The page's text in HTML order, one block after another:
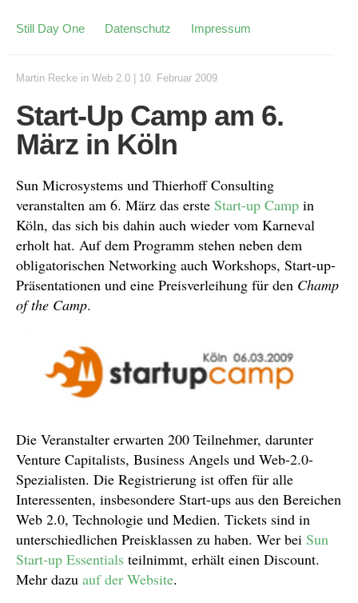
Still Day One Datenschutz Impressum
Martin Recke in Web 2.0 10. Februar 2009
Start-Up Camp am 6.
März in Köln
Sun Microsystems und Thierhoff Consulting
veranstalten am 6. März das erste Start-up Camp in
Köln, das sich bis dahin auch wieder vom Karneval
erholt hat. Auf dem Programm stehen neben dem
obligatorischen Networking auch Workshops, Start-up-
Präsentationen und eine Preisverleihung für den Champ
of the Camp.
Die Veranstalter erwarten 200 Teilnehmer, darunter
Venture Capitalists, Business Angels und Web-2.0-
Spezialisten. Die Registrierung ist offen für alle
Interessenten, insbesondere Start-ups aus den Bereichen
Web 2.0, Technologie und Medien. Tickets sind in
unterschiedlichen Preisklassen zu haben. Wer bei Sun
Start-up Essentials teilnimmt, erhält einen Discount.
Mehr dazu auf der Website.